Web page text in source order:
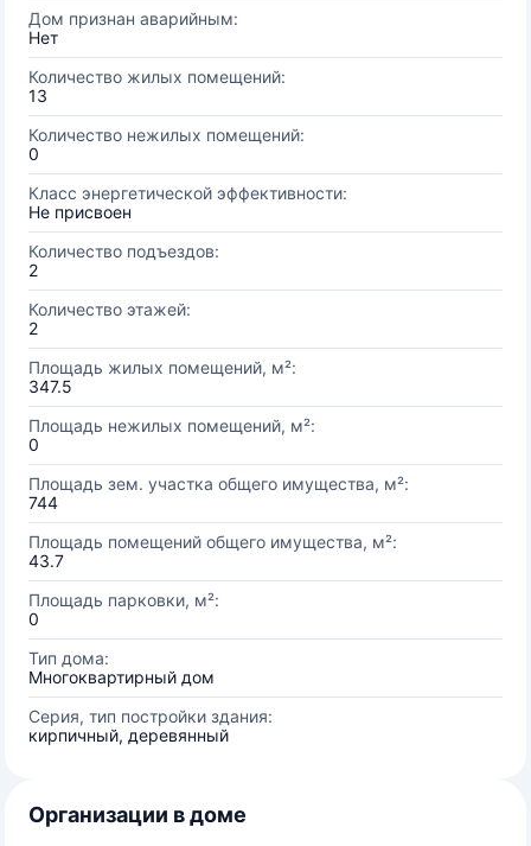
Дом признан аварийным:
Нет
Количество жилых помещений:
13
Количество нежилых помещений:
0
Класс энергетической эффективности:
Не присвоен
Количество подъездов:
2
Количество этажей:
2
Площадь жилых помещений, м²:
347.5
Площадь нежилых помещений, м²:
0
Площадь зем. участка общего имущества, м²:
744
Площадь помещений общего имущества, м²:
43.7
Площадь парковки, м²:
0
Тип дома:
Многоквартирный дом
Серия, тип постройки здания:
кирпичный, деревянный
Организации в доме